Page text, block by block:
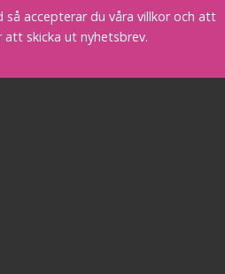
accepterar du våra villkor och att
skicka ut nyhetsbrev.